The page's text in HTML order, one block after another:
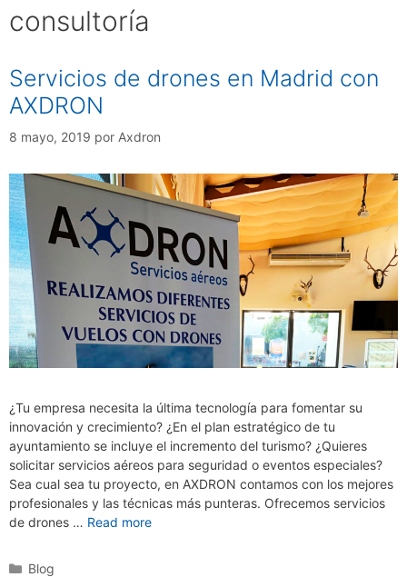
consultoría
Servicios de drones en Madrid con
AXDRON
8 mayo, 2019 por Axdron
¿Tu empresa necesita la última tecnología para fomentar su
innovación y crecimiento? ¿En el plan estratégico de tu
ayuntamiento se incluye el incremento del turismo? ¿Quieres
solicitar servicios aéreos para seguridad o eventos especiales?
Sea cual sea tu proyecto, en AXDRON contamos con los mejores
profesionales y las técnicas más punteras. Ofrecemos servicios
de drones … Read more
Categorías
Blog